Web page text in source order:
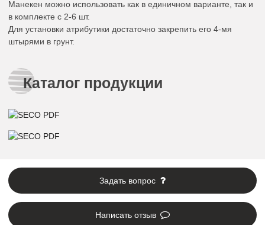
Манекен можно использовать как в единичном варианте, так и
в комплекте с 2-6 шт.
Для установки атрибутики достаточно закрепить его 4-мя
штырями в грунт.
Каталог продукции
Задать вопрос
Написать отзыв